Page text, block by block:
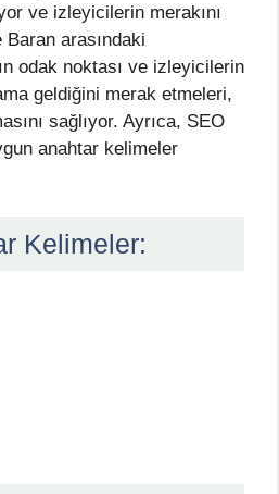
ve izleyicilerin merakını
Baran arasındaki
odak noktası ve izleyicilerin
geldiğini merak etmeleri,
sağlıyor. Ayrıca, SEO
anahtar kelimeler
Kelimeler: